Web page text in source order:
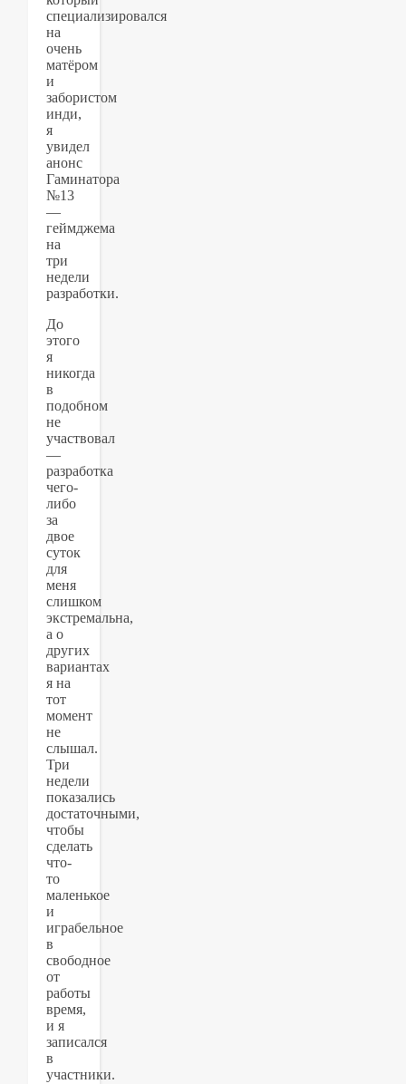
специализировался
на
очень
матёром
и
забористом
инди,
я
увидел
анонс
Гаминатора
№13
—
геймджема
на
три
недели
разработки.
До
этого
я
никогда
в
подобном
не
участвовал
—
разработка
чего-
либо
за
двое
суток
для
меня
слишком
экстремальна,
а о
других
вариантах
я на
тот
момент
не
слышал.
Три
недели
показались
достаточными,
чтобы
сделать
что-
то
маленькое
и
играбельное
в
свободное
от
работы
время,
и я
записался
в
участники.